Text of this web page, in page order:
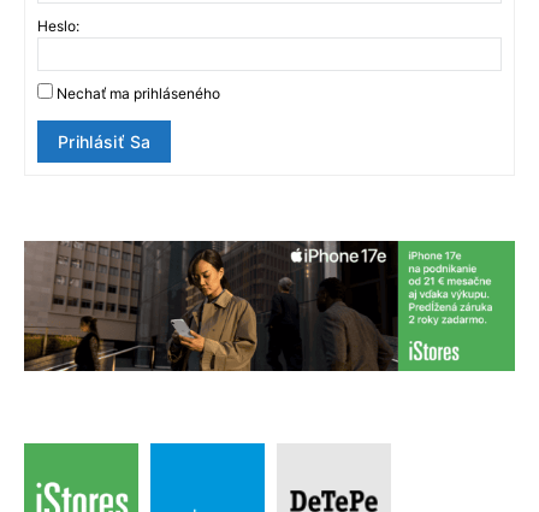
Heslo:
Nechať ma prihláseného
Prihlásiť Sa